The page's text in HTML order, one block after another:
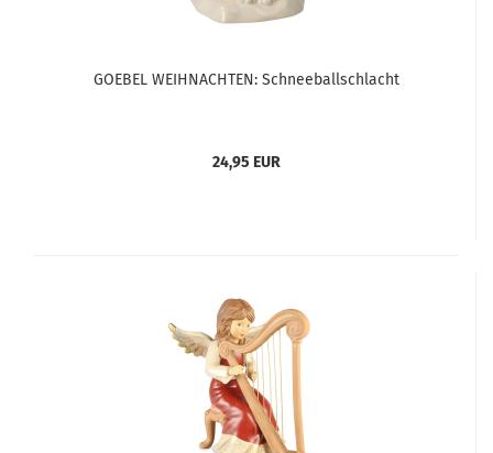
GOEBEL WEIHNACHTEN: Schneeballschlacht
24,95 EUR